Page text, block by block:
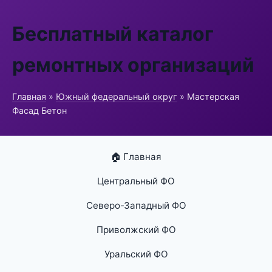
Бесплатный каталог
ремонтных организаций
Главная » Южный федеральный округ » Мастерская
Фасад Бетон
🏠 Главная
Центральный ФО
Северо-Западный ФО
Приволжский ФО
Уральский ФО